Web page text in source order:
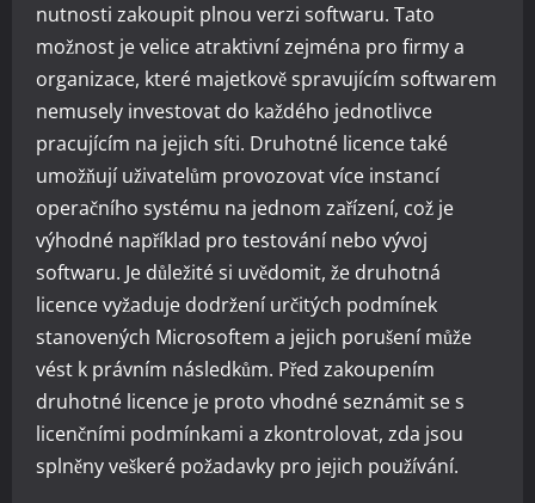
nutnosti zakoupit plnou verzi softwaru. Tato
možnost je velice atraktivní zejména pro firmy a
organizace, které majetkově spravujícím softwarem
nemusely investovat do každého jednotlivce
pracujícím na jejich síti. Druhotné licence také
umožňují uživatelům provozovat více instancí
operačního systému na jednom zařízení, což je
výhodné například pro testování nebo vývoj
softwaru. Je důležité si uvědomit, že druhotná
licence vyžaduje dodržení určitých podmínek
stanovených Microsoftem a jejich porušení může
vést k právním následkům. Před zakoupením
druhotné licence je proto vhodné seznámit se s
licenčními podmínkami a zkontrolovat, zda jsou
splněny veškeré požadavky pro jejich používání.